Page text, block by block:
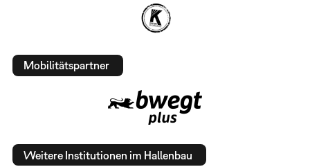
Mobilitätspartner
Weitere Institutionen im Hallenbau